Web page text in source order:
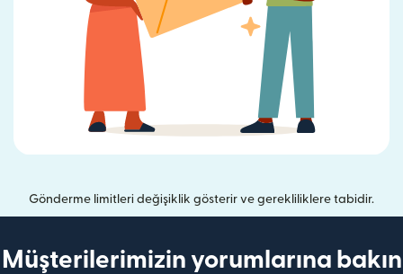
Gönderme limitleri değişiklik gösterir ve gerekliliklere tabidir.
Müşterilerimizin yorumlarına bakın